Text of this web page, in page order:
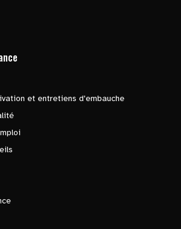
et entretiens d'embauche